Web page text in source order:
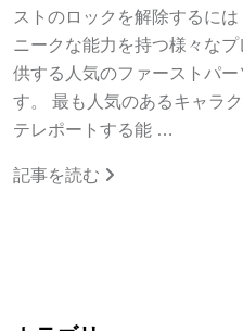
ストのロックを解除するに
ニークな能力を持つ様々な
供する人気のファーストパ
す。 最も人気のあるキャラ
テレポートする能 …
記事を読む